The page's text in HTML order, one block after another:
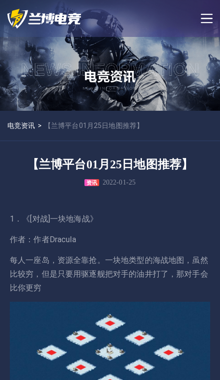
电竞资讯 > 【兰博平台01月25日地图推荐】
【兰博平台01月25日地图推荐】
资讯 2022-01-25
1．《[对战]一块地海战》
作者：作者Dracula
每人一座岛，资源全靠抢。一块地类型的海战地图，虽然
比较穷，但是只要用驱逐舰把对手的油井打了，那对手会
比你更穷